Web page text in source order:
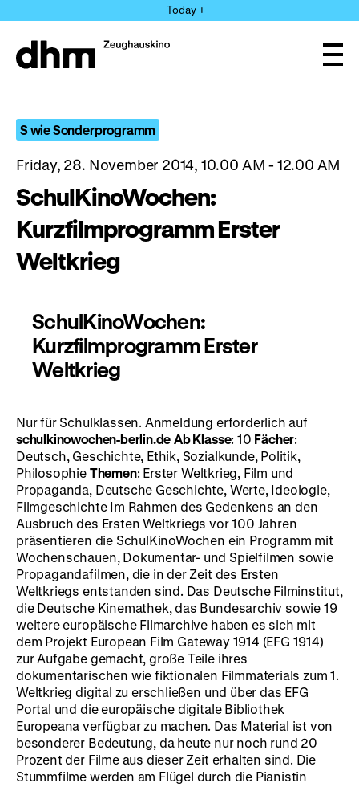
directly
the
Today +
S wie Sonderprogramm
Friday, 28. November 2014, 10.00 AM - 12.00 AM
SchulKinoWochen:
Kurzfilmprogramm Erster
Weltkrieg
SchulKinoWochen:
Kurzfilmprogramm Erster
Weltkrieg
Nur für Schulklassen. Anmeldung erforderlich auf
schulkinowochen-berlin.de Ab Klasse: 10 Fächer:
Deutsch, Geschichte, Ethik, Sozialkunde, Politik,
Philosophie Themen: Erster Weltkrieg, Film und
Propaganda, Deutsche Geschichte, Werte, Ideologie,
Filmgeschichte Im Rahmen des Gedenkens an den
Ausbruch des Ersten Weltkriegs vor 100 Jahren
präsentieren die SchulKinoWochen ein Programm mit
Wochenschauen, Dokumentar- und Spielfilmen sowie
Propagandafilmen, die in der Zeit des Ersten
Weltkriegs entstanden sind. Das Deutsche Filminstitut,
die Deutsche Kinemathek, das Bundesarchiv sowie 19
weitere europäische Filmarchive haben es sich mit
dem Projekt European Film Gateway 1914 (EFG 1914)
zur Aufgabe gemacht, große Teile ihres
dokumentarischen wie fiktionalen Filmmaterials zum 1.
Weltkrieg digital zu erschließen und über das EFG
Portal und die europäische digitale Bibliothek
Europeana verfügbar zu machen. Das Material ist von
besonderer Bedeutung, da heute nur noch rund 20
Prozent der Filme aus dieser Zeit erhalten sind. Die
Stummfilme werden am Flügel durch die Pianistin